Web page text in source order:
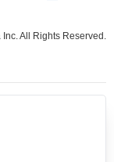
All Rights Reserved.